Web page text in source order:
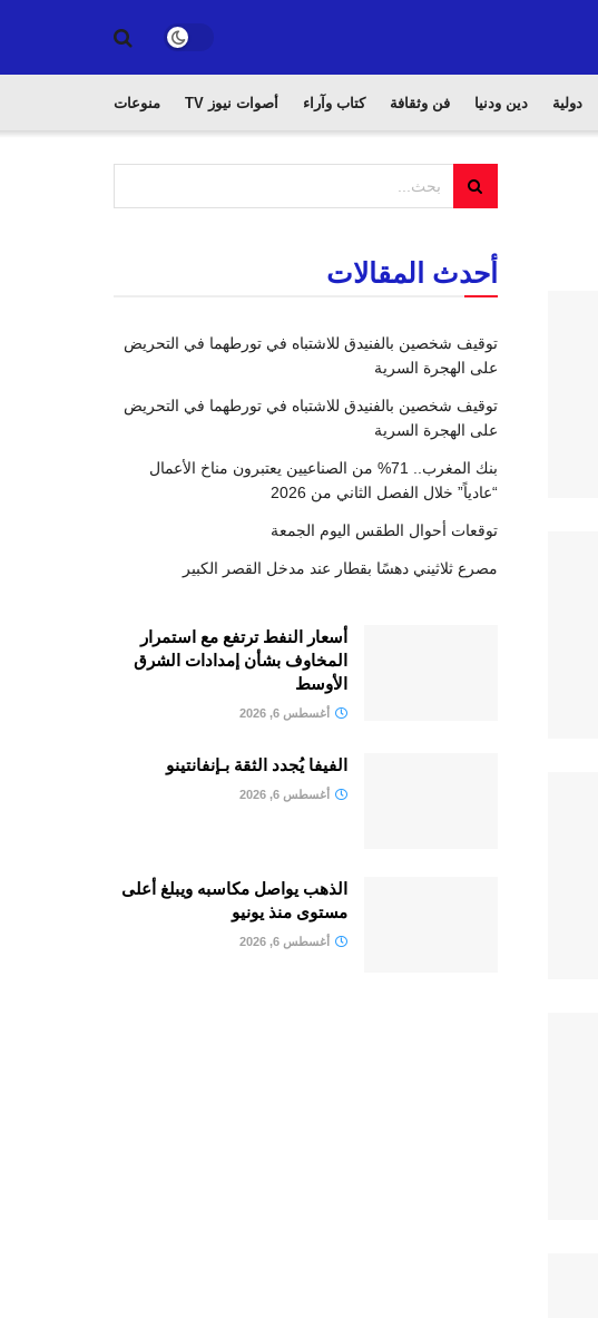
دولية دين ودنيا فن وثقافة كتاب وآراء أصوات نيوز TV منوعات
أحدث المقالات
توقيف شخصين بالفنيدق للاشتباه في تورطهما في التحريض
على الهجرة السرية
توقيف شخصين بالفنيدق للاشتباه في تورطهما في التحريض
على الهجرة السرية
بنك المغرب.. 71% من الصناعيين يعتبرون مناخ الأعمال
“عادياً” خلال الفصل الثاني من 2026
توقعات أحوال الطقس اليوم الجمعة
مصرع ثلاثيني دهسًا بقطار عند مدخل القصر الكبير
أسعار النفط ترتفع مع استمرار
المخاوف بشأن إمدادات الشرق
الأوسط
أغسطس 6, 2026
الفيفا يُجدد الثقة بـإنفانتينو
أغسطس 6, 2026
الذهب يواصل مكاسبه ويبلغ أعلى
مستوى منذ يونيو
أغسطس 6, 2026